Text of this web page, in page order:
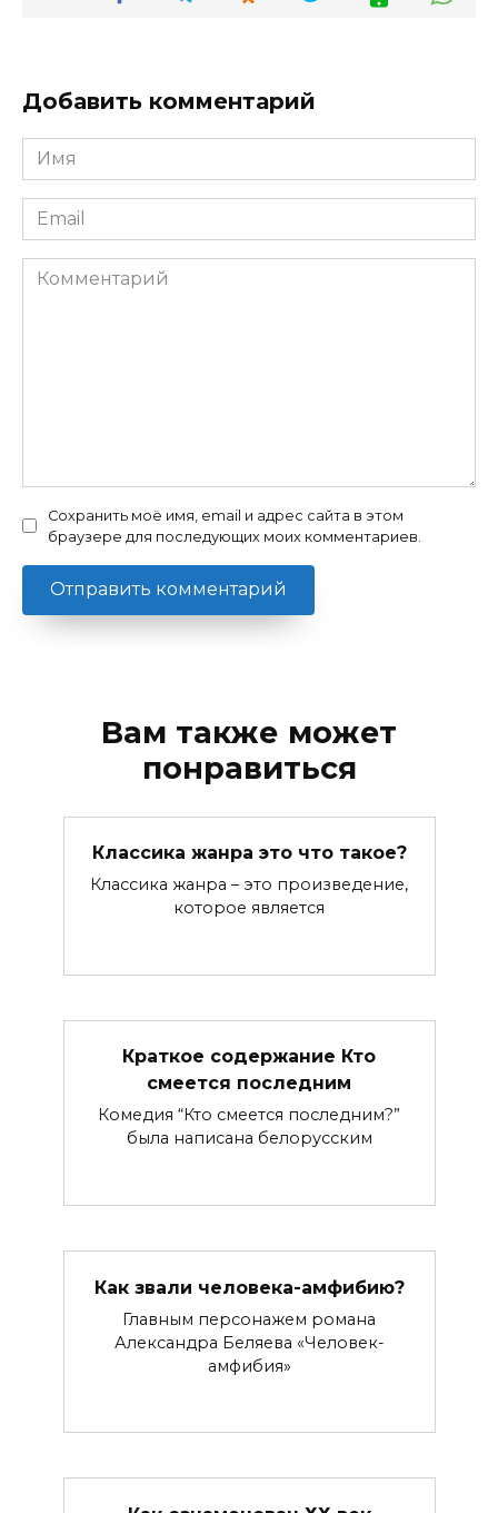
Добавить комментарий
Имя
*
Email
*
Комментарий
Сохранить моё имя, email и адрес сайта в этом
браузере для последующих моих комментариев.
Вам также может
понравиться
Классика жанра это что такое?
Классика жанра – это произведение,
которое является
Краткое содержание Кто
смеется последним
Комедия “Кто смеется последним?”
была написана белорусским
Как звали человека-амфибию?
Главным персонажем романа
Александра Беляева «Человек-
амфибия»